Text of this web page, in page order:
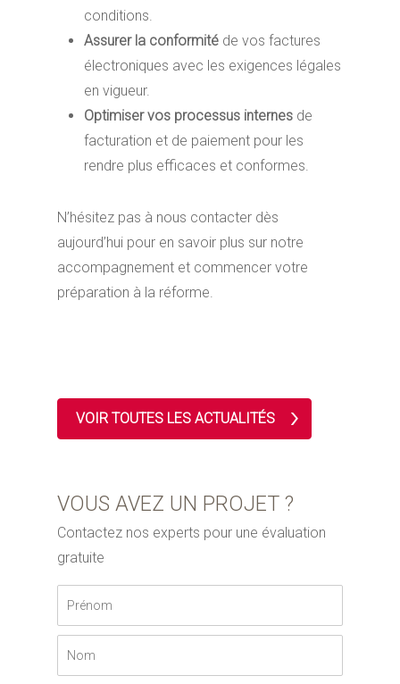
conditions.
Assurer la conformité de vos factures
électroniques avec les exigences légales
en vigueur.
Optimiser vos processus internes de
facturation et de paiement pour les
rendre plus efficaces et conformes.
N’hésitez pas à nous contacter dès
aujourd’hui pour en savoir plus sur notre
accompagnement et commencer votre
préparation à la réforme.
VOIR TOUTES LES ACTUALITÉS
VOUS AVEZ UN PROJET ?
Contactez nos experts pour une évaluation
gratuite